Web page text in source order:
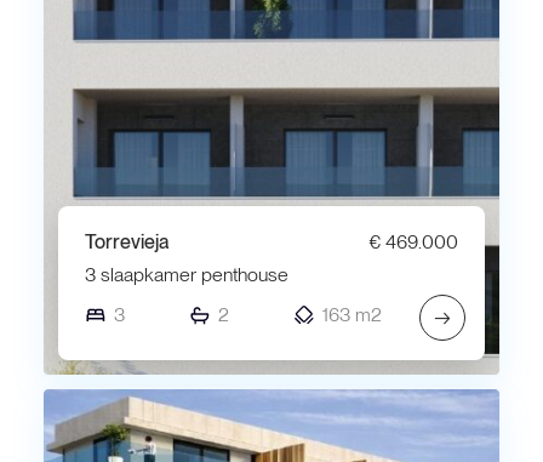
Torrevieja
€ 469.000
3 slaapkamer penthouse
3
2 163 m2 →